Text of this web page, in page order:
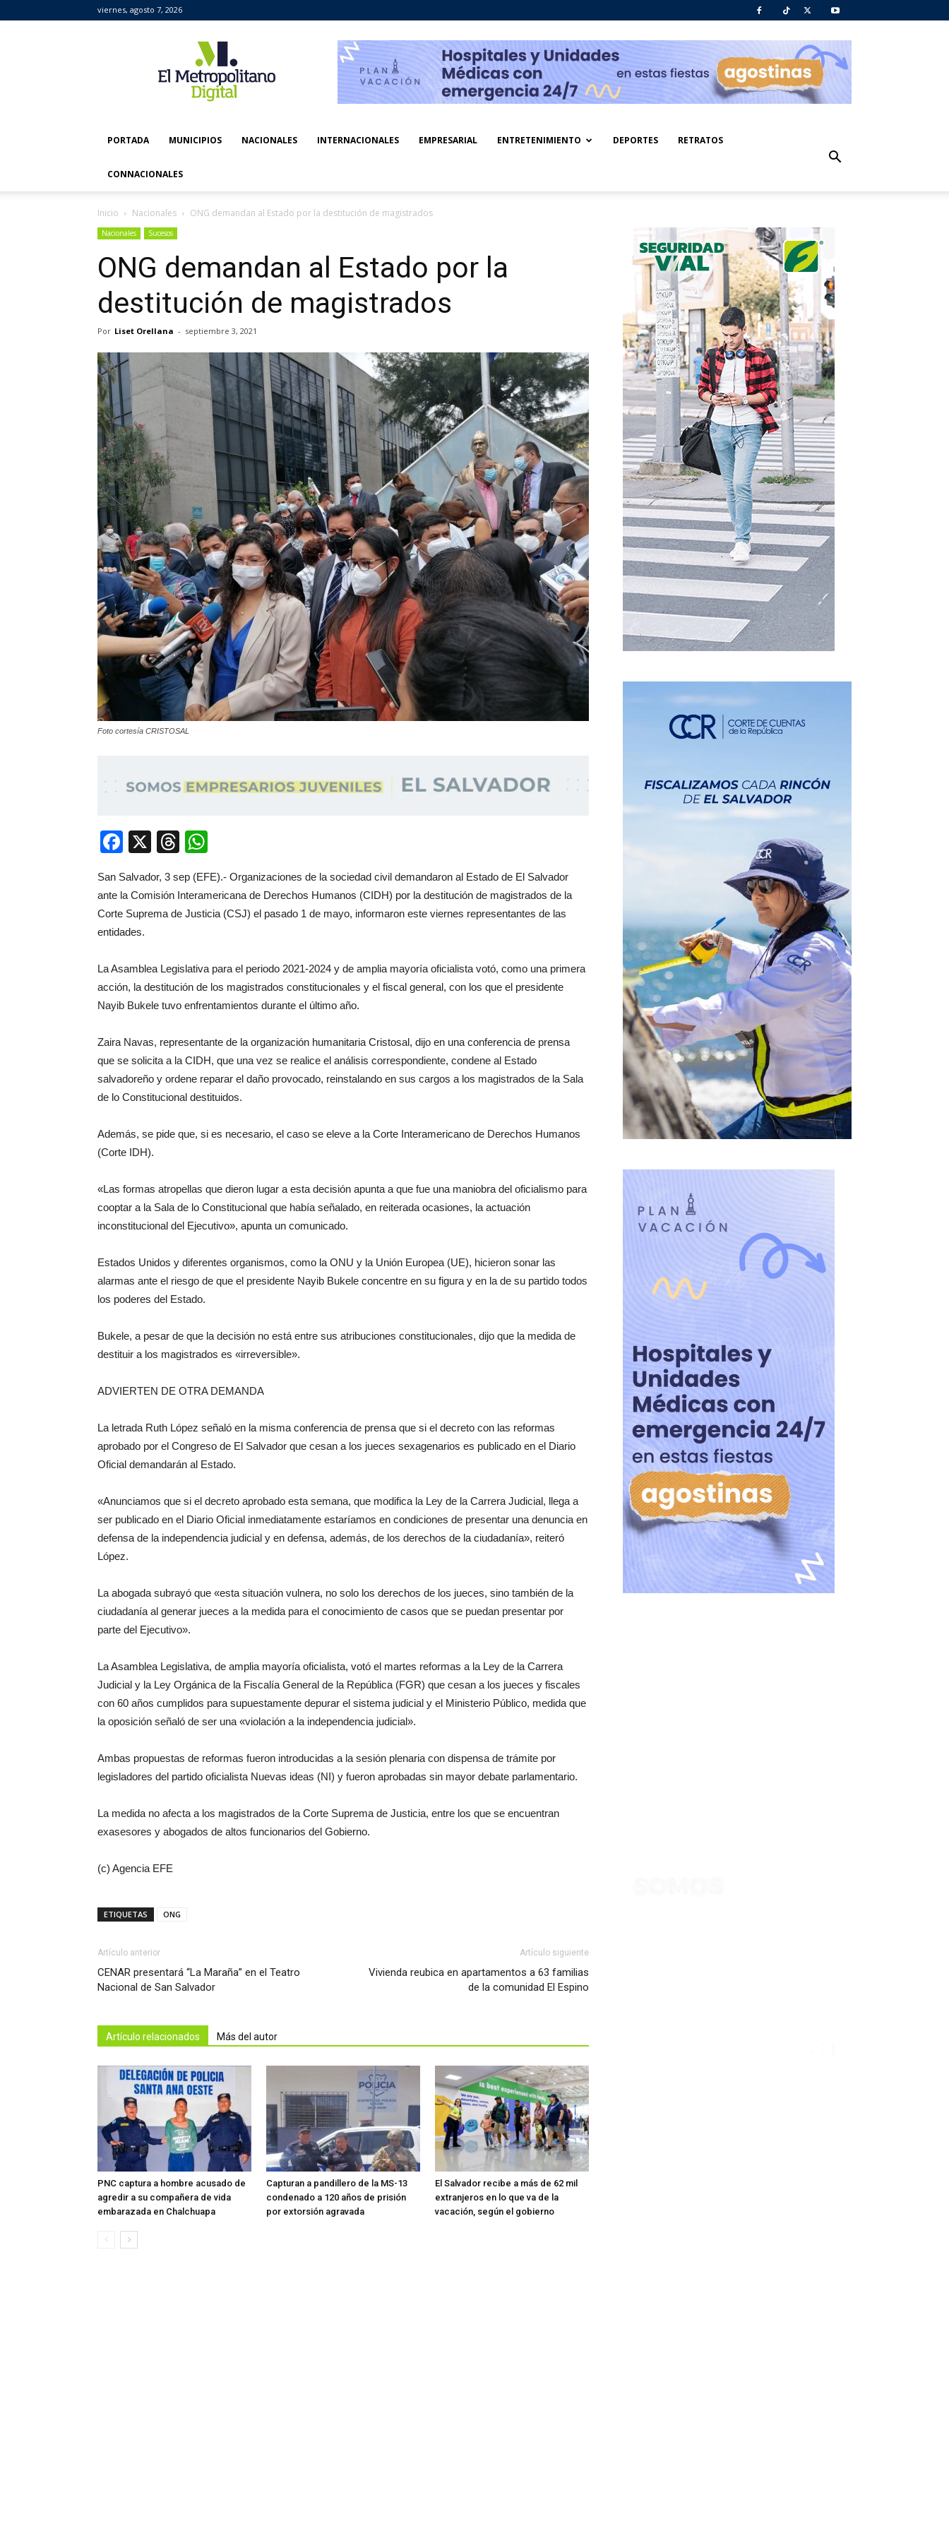
viernes, agosto 7, 2026
Metropolitano
Digital
PORTADA MUNICIPIOS NACIONALES INTERNACIONALES EMPRESARIAL ENTRETENIMIENTO DEPORTES RETRATOS
CONNACIONALES
Inicio Nacionales ONG demandan al Estado por la destitución de magistrados
Nacionales Sucesos
ONG demandan al Estado por la
destitución de magistrados
Por Liset Orellana - septiembre 3, 2021
Foto cortesía CRISTOSAL
Facebook
X Threads
San Salvador, 3 sep (EFE).- Organizaciones de la sociedad civil demandaron al Estado de El Salvador
ante la Comisión Interamericana de Derechos Humanos (CIDH) por la destitución de magistrados de la
Corte Suprema de Justicia (CSJ) el pasado 1 de mayo, informaron este viernes representantes de las
entidades.
La Asamblea Legislativa para el periodo 2021-2024 y de amplia mayoría oficialista votó, como una primera
acción, la destitución de los magistrados constitucionales y el fiscal general, con los que el presidente
Nayib Bukele tuvo enfrentamientos durante el último año.
Zaira Navas, representante de la organización humanitaria Cristosal, dijo en una conferencia de prensa
que se solicita a la CIDH, que una vez se realice el análisis correspondiente, condene al Estado
salvadoreño y ordene reparar el daño provocado, reinstalando en sus cargos a los magistrados de la Sala
de lo Constitucional destituidos.
Además, se pide que, si es necesario, el caso se eleve a la Corte Interamericano de Derechos Humanos
(Corte IDH).
«Las formas atropellas que dieron lugar a esta decisión apunta a que fue una maniobra del oficialismo para
cooptar a la Sala de lo Constitucional que había señalado, en reiterada ocasiones, la actuación
inconstitucional del Ejecutivo», apunta un comunicado.
Estados Unidos y diferentes organismos, como la ONU y la Unión Europea (UE), hicieron sonar las
alarmas ante el riesgo de que el presidente Nayib Bukele concentre en su figura y en la de su partido todos
los poderes del Estado.
Bukele, a pesar de que la decisión no está entre sus atribuciones constitucionales, dijo que la medida de
destituir a los magistrados es «irreversible».
ADVIERTEN DE OTRA DEMANDA
La letrada Ruth López señaló en la misma conferencia de prensa que si el decreto con las reformas
aprobado por el Congreso de El Salvador que cesan a los jueces sexagenarios es publicado en el Diario
Oficial demandarán al Estado.
«Anunciamos que si el decreto aprobado esta semana, que modifica la Ley de la Carrera Judicial, llega a
ser publicado en el Diario Oficial inmediatamente estaríamos en condiciones de presentar una denuncia en
defensa de la independencia judicial y en defensa, además, de los derechos de la ciudadanía», reiteró
López.
La abogada subrayó que «esta situación vulnera, no solo los derechos de los jueces, sino también de la
ciudadanía al generar jueces a la medida para el conocimiento de casos que se puedan presentar por
parte del Ejecutivo».
La Asamblea Legislativa, de amplia mayoría oficialista, votó el martes reformas a la Ley de la Carrera
Judicial y la Ley Orgánica de la Fiscalía General de la República (FGR) que cesan a los jueces y fiscales
con 60 años cumplidos para supuestamente depurar el sistema judicial y el Ministerio Público, medida que
la oposición señaló de ser una «violación a la independencia judicial».
Ambas propuestas de reformas fueron introducidas a la sesión plenaria con dispensa de trámite por
legisladores del partido oficialista Nuevas ideas (NI) y fueron aprobadas sin mayor debate parlamentario.
La medida no afecta a los magistrados de la Corte Suprema de Justicia, entre los que se encuentran
exasesores y abogados de altos funcionarios del Gobierno.
(c) Agencia EFE
ETIQUETAS ONG
Artículo anterior
CENAR presentará “La Maraña” en el Teatro
Nacional de San Salvador
Artículo siguiente
Vivienda reubica en apartamentos a 63 familias
de la comunidad El Espino
Artículo relacionados Más del autor
PNC captura a hombre acusado de
agredir a su compañera de vida
embarazada en Chalchuapa
Capturan a pandillero de la MS-13
condenado a 120 años de prisión
por extorsión agravada
El Salvador recibe a más de 62 mil
extranjeros en lo que va de la
vacación, según el gobierno